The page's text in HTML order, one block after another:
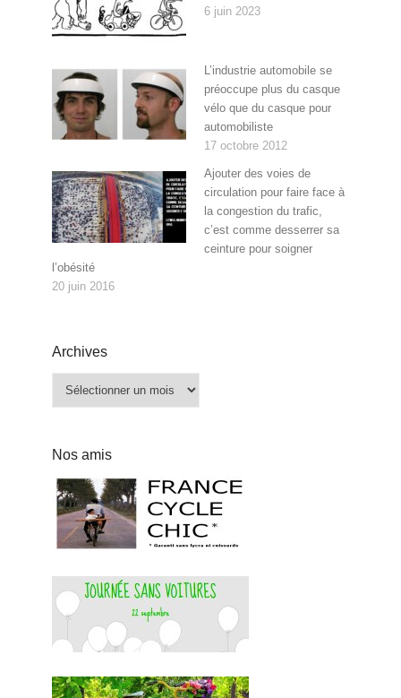
6 juin 2023
L’industrie automobile se
préoccupe plus du casque
vélo que du casque pour
automobiliste
17 octobre 2012
Ajouter des voies de
circulation pour faire face à
la congestion du trafic,
c’est comme desserrer sa
ceinture pour soigner
l’obésité
20 juin 2016
Archives
Nos amis